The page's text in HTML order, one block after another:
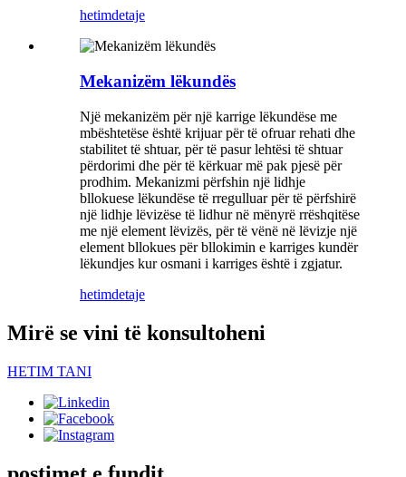
hetimdetaje
Mekanizëm lëkundës
Një mekanizëm për një karrige lëkundëse me
mbështetëse është krijuar për të ofruar rehati dhe
stabilitet të shtuar, për të pasur lehtësi të shtuar
përdorimi dhe për të kërkuar më pak pjesë për
prodhim. Mekanizmi përfshin një lidhje
bllokuese lëkundëse të rregulluar për të përfshirë
një lidhje lëvizëse të lidhur në mënyrë rrëshqitëse
me një element lëvizës, për të vënë në lëvizje një
element bllokues për bllokimin e karriges kundër
lëkundjes kur osmani i karriges është i zgjatur.
hetimdetaje
Mirë se vini të konsultoheni
HETIM TANI